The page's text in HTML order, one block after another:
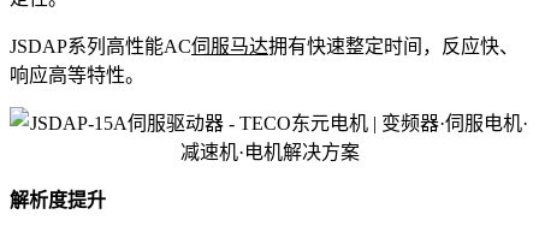
JSDAP系列高性能AC伺服马达拥有快速整定时间，反应快、
响应高等特性。
解析度提升